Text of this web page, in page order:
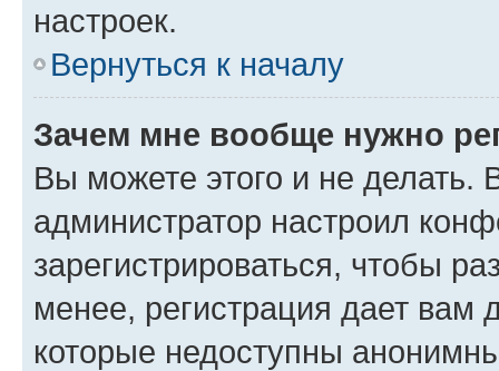
настроек.
Вернуться к началу
Зачем мне вообще нужно
Вы можете этого и не делать.
администратор настроил
зарегистрироваться, чтобы
менее, регистрация дает вам
которые недоступны